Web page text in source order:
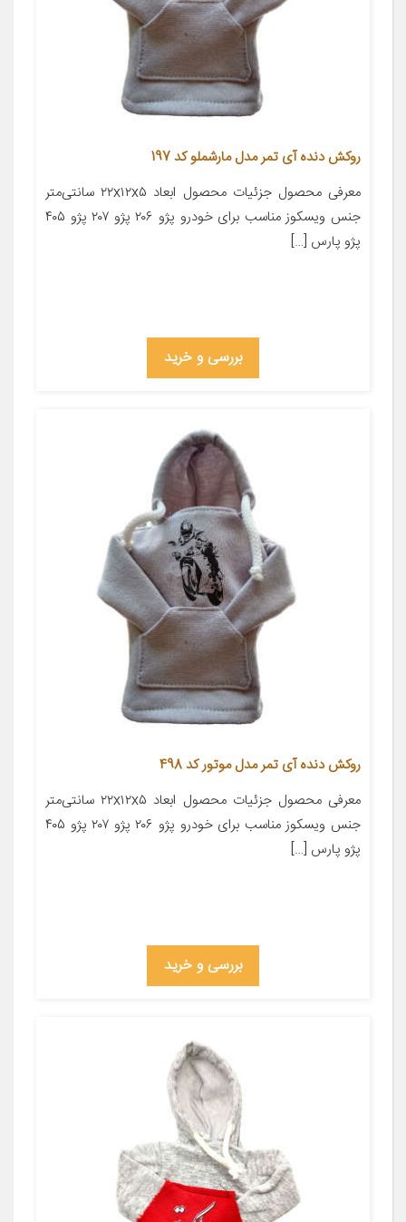
روکش دنده آی تمر مدل مارشملو کد 197
معرفی محصول جزئیات محصول ابعاد ۲۲x۱۲x۵ سانتی‌متر
جنس ویسکوز مناسب برای خودرو پژو ۲۰۶ پژو ۲۰۷ پژو ۴۰۵
پژو پارس […]
بررسی و خرید
روکش دنده آی تمر مدل موتور کد 498
معرفی محصول جزئیات محصول ابعاد ۲۲x۱۲x۵ سانتی‌متر
جنس ویسکوز مناسب برای خودرو پژو ۲۰۶ پژو ۲۰۷ پژو ۴۰۵
پژو پارس […]
بررسی و خرید